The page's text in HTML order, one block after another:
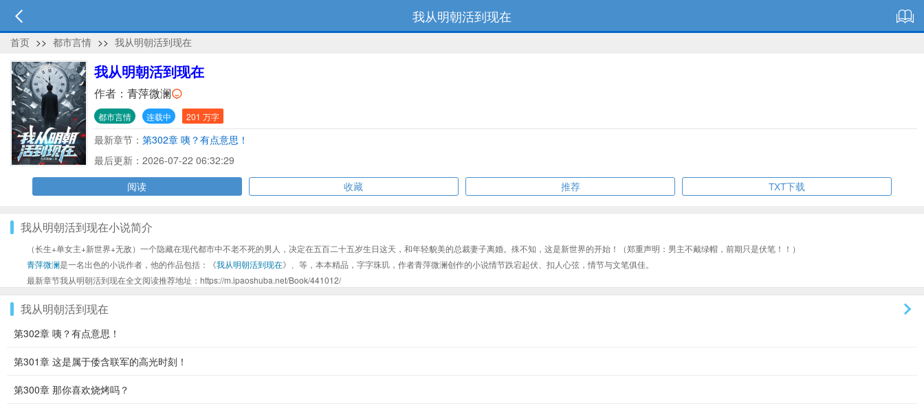
我从明朝活到现在
首页 >> 都市言情 >> 我从明朝活到现在
我从明朝活到现在
作者： 青萍微澜
都市言情 连载中 201 万字
最新章节： 第302章 咦？有点意思！
最后更新：2026-07-22 06:32:29
阅读
收藏 推荐 TXT下载
我从明朝活到现在小说简介
（长生+单女主+新世界+无敌）一个隐藏在现代都市中不老不死的男人，决定在五百二十五岁生日这天，和年轻貌美的总裁妻子离婚。殊不知，这是新世界的开始！（郑重声明：男主不戴绿帽，前期只是伏笔！！）
青萍微澜是一名出色的小说作者，他的作品包括：《我从明朝活到现在》、等，本本精品，字字珠玑，作者青萍微澜创作的小说情节跌宕起伏、扣人心弦，情节与文笔俱佳。
最新章节我从明朝活到现在全文阅读推荐地址：https://m.ipaoshuba.net/Book/441012/
我从明朝活到现在
第302章 咦？有点意思！
第301章 这是属于倭含联军的高光时刻！
第300章 那你喜欢烧烤吗？